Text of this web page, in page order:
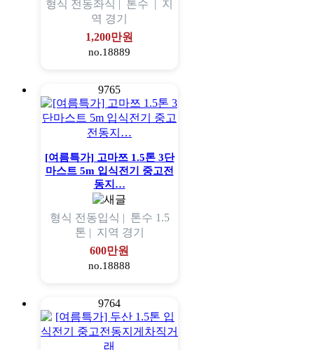
형식 전동좌식 | 톤수 | 지
역 경기
1,200만원
no.18889
9765
[여름특가] 고마쯔 1.5톤 3단
마스트 5m 입식전기 중고전
동지…
형식 전동입식 | 톤수 1.5
톤 | 지역 경기
600만원
no.18888
9764